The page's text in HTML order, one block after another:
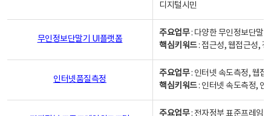
디지털시민
무인정보단말기 UI플랫폼
주요업무: 다양한 무인정보단말
핵심키워드: 접근성, 웹접근성,
인터넷품질측정
주요업무: 인터넷 속도측정, 웹접
핵심키워드: 인터넷 속도측정, 인
주요업무: 전자정부 표준프레임